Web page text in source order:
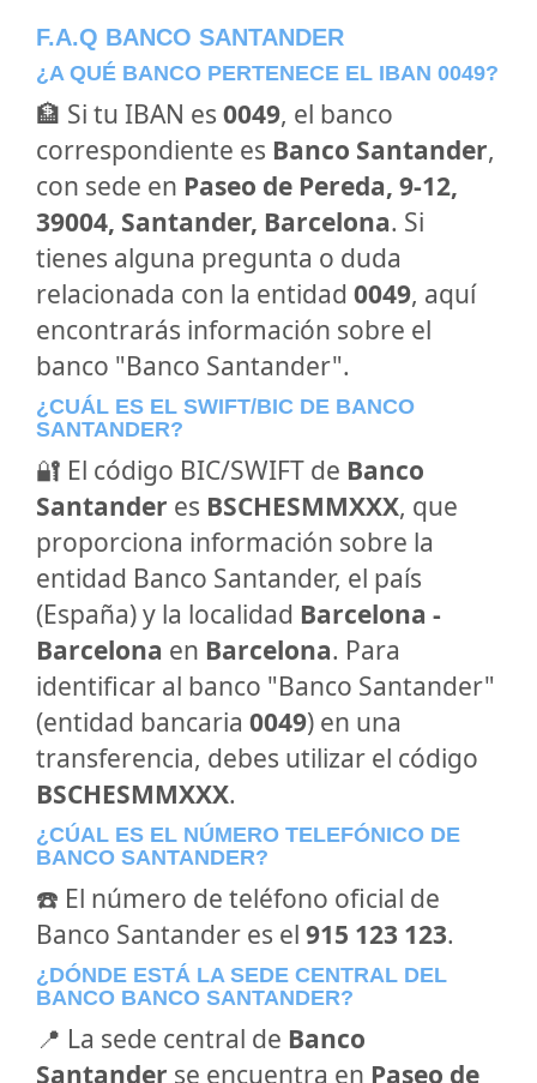
F.A.Q BANCO SANTANDER
¿A QUÉ BANCO PERTENECE EL IBAN 0049?
🏦 Si tu IBAN es 0049, el banco
correspondiente es Banco Santander,
con sede en Paseo de Pereda, 9-12,
39004, Santander, Barcelona. Si
tienes alguna pregunta o duda
relacionada con la entidad 0049, aquí
encontrarás información sobre el
banco "Banco Santander".
¿CUÁL ES EL SWIFT/BIC DE BANCO
SANTANDER?
🔐 El código BIC/SWIFT de Banco
Santander es BSCHESMMXXX, que
proporciona información sobre la
entidad Banco Santander, el país
(España) y la localidad Barcelona -
Barcelona en Barcelona. Para
identificar al banco "Banco Santander"
(entidad bancaria 0049) en una
transferencia, debes utilizar el código
BSCHESMMXXX.
¿CÚAL ES EL NÚMERO TELEFÓNICO DE
BANCO SANTANDER?
☎️ El número de teléfono oficial de
Banco Santander es el 915 123 123.
¿DÓNDE ESTÁ LA SEDE CENTRAL DEL
BANCO BANCO SANTANDER?
📍 La sede central de Banco
Santander se encuentra en Paseo de